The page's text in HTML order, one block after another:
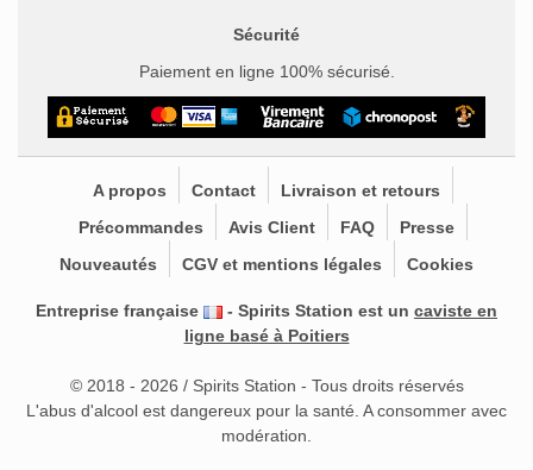
Sécurité
Paiement en ligne 100% sécurisé.
A propos Contact
Livraison et retours
Précommandes
Avis Client FAQ
Presse
Nouveautés
CGV et mentions légales Cookies
Entreprise française - Spirits Station est un caviste en
ligne basé à Poitiers
© 2018 - 2026 / Spirits Station - Tous droits réservés
L'abus d'alcool est dangereux pour la santé. A consommer avec
modération.